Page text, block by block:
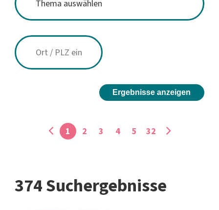
Ergebnisse anzeigen
1 2 3 4 5 32
374 Suchergebnisse